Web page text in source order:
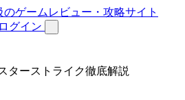
ログイン
ターストライク徹底解説